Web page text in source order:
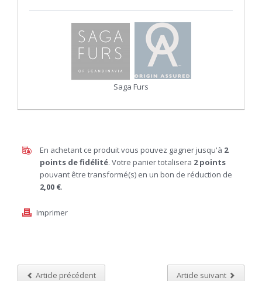
Saga Furs
En achetant ce produit vous pouvez gagner jusqu'à 2
points de fidélité. Votre panier totalisera 2points
pouvant être transformé(s) en un bon de réduction de
2,00 €.
Imprimer
Article précédent Article suivant